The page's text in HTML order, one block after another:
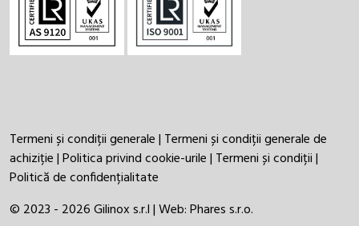
Termeni și condiții generale| Termeni și condiții generale de
achiziție|Politica privind cookie-urile| Termeni și condiții|
Politică de confidențialitate
© 2023 - 2026 Gilinox s.r.l | Web:Phares s.r.o.